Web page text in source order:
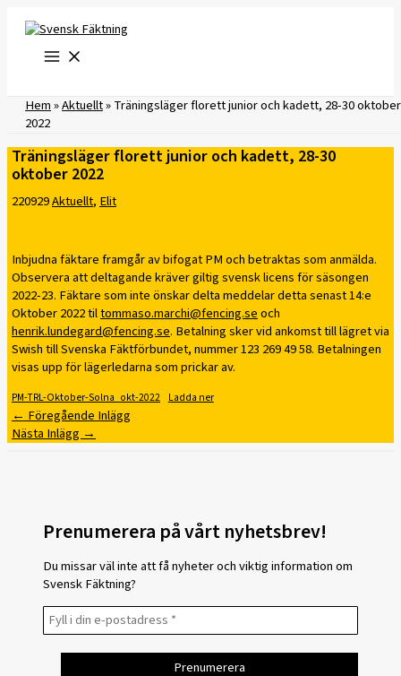
innehåll
Hem»Aktuellt»Träningsläger florett junior och kadett, 28-30 oktober
2022
Träningsläger florett junior och kadett, 28-30
oktober 2022
220929Aktuellt,Elit
Inbjudna fäktare framgår av bifogat PM och betraktas som anmälda.
Observera att deltagande kräver giltig svensk licens för säsongen
2022-23. Fäktare som inte önskar delta meddelar detta senast 14:e
Oktober 2022 tiltommaso.marchi@fencing.seoch
henrik.lundegard@fencing.se. Betalning sker vid ankomst till lägret via
Swish till Svenska Fäktförbundet, nummer 123 269 49 58. Betalningen
visas upp för lägerledarna som prickar av.
PM-TRL-Oktober-Solna_okt-2022 Ladda ner
←Föregående Inlägg
Nästa Inlägg→
Prenumerera på vårt nyhetsbrev!
Du missar väl inte att få nyheter och viktig information om
Svensk Fäktning?